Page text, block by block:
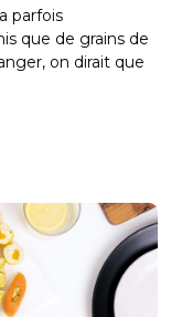
parfois
que de grains de
on dirait que